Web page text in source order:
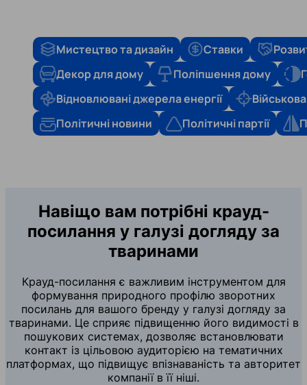
Мистецтво та дизайн Ставки
Декор для дому
Поліпшення дому
Відновлювані джерела енергії
Політичні новини
Політичні партії
Навіщо вам потрібні крауд-
посилання у галузі догляду за
тваринами
Крауд-посилання є важливим інструментом для
формування природного профілю зворотних
посилань для вашого бренду у галузі догляду за
тваринами. Це сприяє підвищенню його видимості в
пошукових системах, дозволяє встановлювати
контакт із цільовою аудиторією на тематичних
платформах, що підвищує впізнаваність та авторитет
компанії в її ніші.